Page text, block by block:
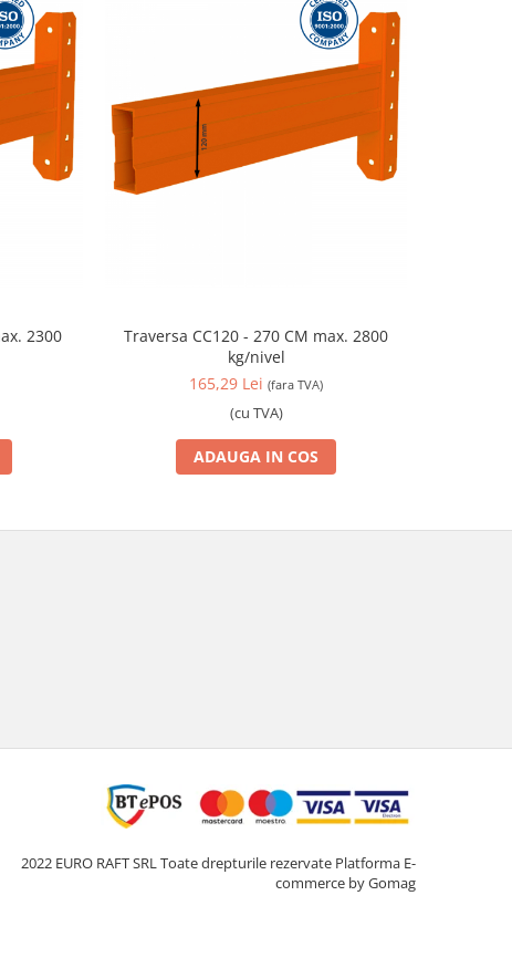
Traversa CC120 - 270 CM max. 2800
kg/nivel
165,29 Lei (fara TVA)
(cu TVA)
ADAUGA IN COS
2022 EURO RAFT SRL Toate drepturile rezervate Platforma E-
commerce by Gomag